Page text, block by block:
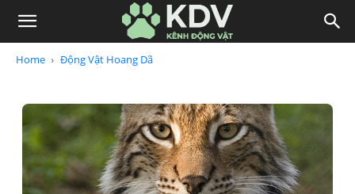
Home Động Vật Hoang Dã